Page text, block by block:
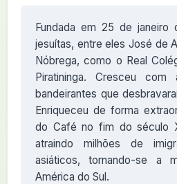
Fundada em 25 de janeiro
jesuítas, entre eles José de
Nóbrega, como o Real
Piratininga. Cresceu
bandeirantes que
Enriqueceu de forma
do Café no fim do século
atraindo milhões de
asiáticos, tornando-se a
América do Sul.